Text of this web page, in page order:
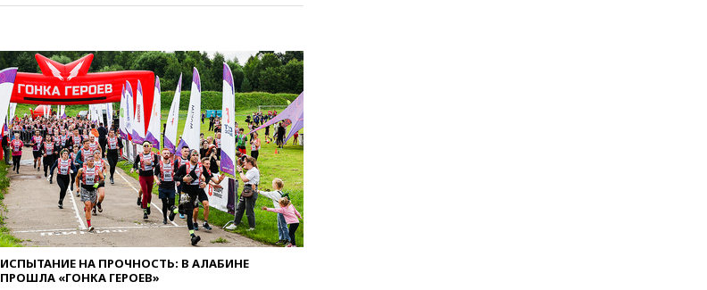
вчера, 20:45ПВО за день
вчера, 20:35Велосипедист
погиб при атаке FPV-дрона в
Белгородской области
вчера, 20:30 Лидию Невзорову
заочно арестовали по делу о
финансировании
экстремизма
вчера, 20:20Суд США
постановил остановить
строительство бального зала в
вчера, 20:15
ИСПЫТАНИЕ НА ПРОЧНОСТЬ: В АЛАБИНЕ
ПРОШЛА «ГОНКА ГЕРОЕВ»